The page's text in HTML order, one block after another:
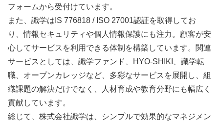
フォームから受付けています。
また、識学はIS 776818 / ISO 27001認証を取得してお
り、情報セキュリティや個人情報保護にも注力。顧客が安
心してサービスを利用できる体制を構築しています。関連
サービスとしては、識学ファンド、HYO-SHIKI、識学転
職、オープンカレッジなど、多彩なサービスを展開し、組
織課題の解決だけでなく、人材育成や教育分野にも幅広く
貢献しています。
総じて、株式会社識学は、シンプルで効果的なマネジメン